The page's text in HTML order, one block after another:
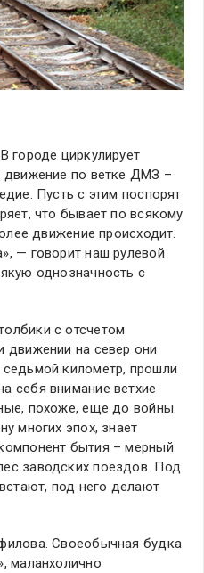
городе циркулирует
движение по ветке ДМЗ –
Пусть с этим поспорят
что бывает по всякому
движение происходит.
— говорит наш рулевой
однозначность с
с отсчетом
движении на север они
километр, прошли
себя внимание ветхие
похоже, еще до войны.
многих эпох, знает
бытия – мерный
заводских поездов. Под
под него делают
Своеобычная будка
маланхолично